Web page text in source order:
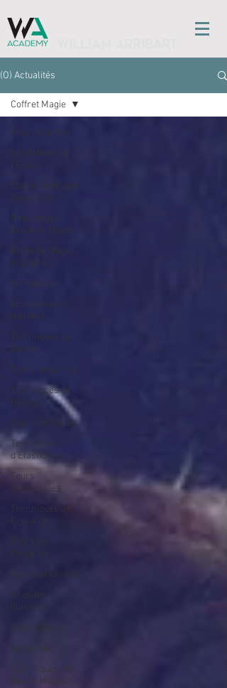
(O) Actualités
Tous les posts
Les Élèves de
l'École
Stages de Magie
Vacances
Reportages
École de Magie
École de Magie
en Ligne
Introduction
Les conseils
d’expert
Techniques de
Cartes
Tours de Cartes
Techniques de
Pièces
Tours de Pièces
Techniques
d'Élastiques
Tours
d'Élastiques
Foulards
Tours de
Foulards
Tours de Cordes
Grandes
Illusions
Vidéos Bonus
Actualités
Techniques de
Balles Mousse
Coffret Magie